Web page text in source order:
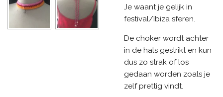
Je waant je gelijk in
festival/Ibiza sferen.
De choker wordt achter
in de hals gestrikt en kun
dus zo strak of los
gedaan worden zoals je
zelf prettig vindt.